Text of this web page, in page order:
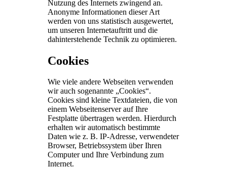
Nutzung des Internets zwingend an.
Anonyme Informationen dieser Art
werden von uns statistisch ausgewertet,
um unseren Internetauftritt und die
dahinterstehende Technik zu optimieren.
Cookies
Wie viele andere Webseiten verwenden
wir auch sogenannte „Cookies“.
Cookies sind kleine Textdateien, die von
einem Webseitenserver auf Ihre
Festplatte übertragen werden. Hierdurch
erhalten wir automatisch bestimmte
Daten wie z. B. IP-Adresse, verwendeter
Browser, Betriebssystem über Ihren
Computer und Ihre Verbindung zum
Internet.